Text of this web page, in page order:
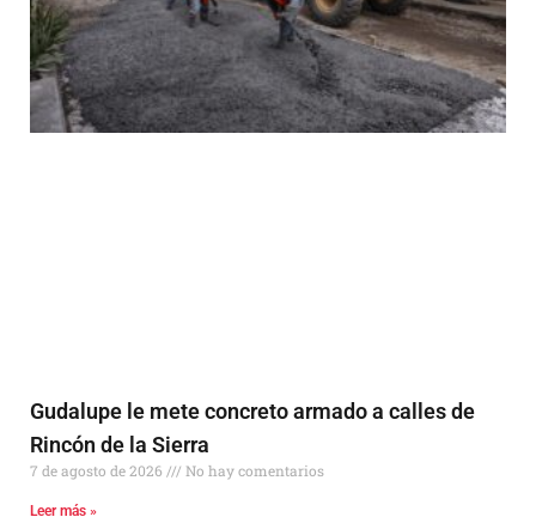
Gudalupe le mete concreto armado a calles de
Rincón de la Sierra
7 de agosto de 2026 No hay comentarios
Leer más »